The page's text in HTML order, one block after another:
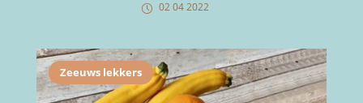
02 04 2022
Zeeuws lekkers